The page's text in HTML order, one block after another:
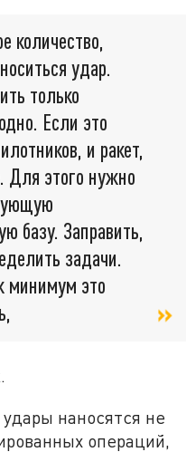
количество,
удар.
только
Если это
и ракет,
Для этого нужно
базу. Заправить,
задачи.
минимум это
наносятся не
операций,